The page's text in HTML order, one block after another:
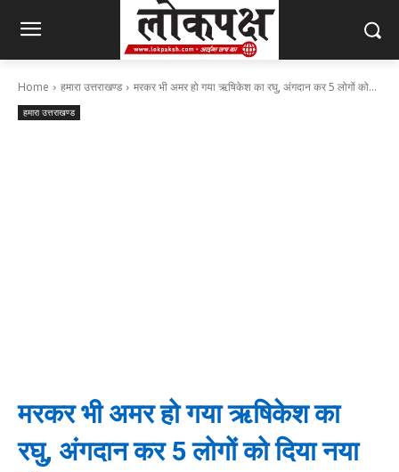
Home हमारा उत्तराखण्ड मरकर भी अमर हो गया ऋषिकेश का रघु, अंगदान कर 5 लोगों को...
हमारा उत्तराखण्ड
मरकर भी अमर हो गया ऋषिकेश का
रघु, अंगदान कर 5 लोगों को दिया नया